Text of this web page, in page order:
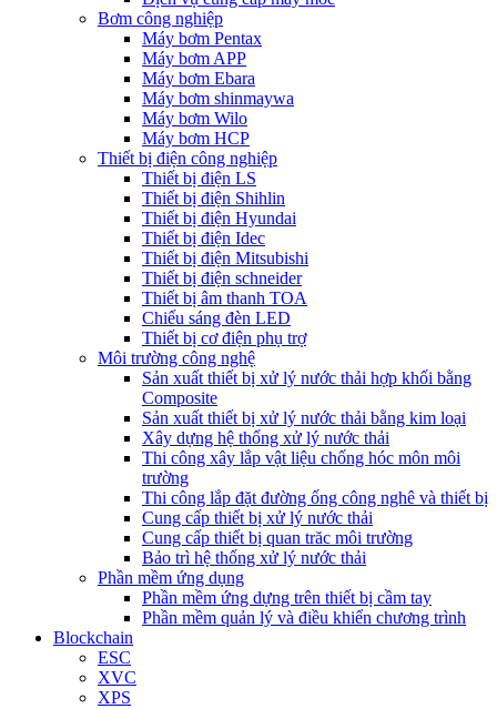
Bơm công nghiệp
Máy bơm Pentax
Máy bơm APP
Máy bơm Ebara
Máy bơm shinmaywa
Máy bơm Wilo
Máy bơm HCP
Thiết bị điện công nghiệp
Thiết bị điện LS
Thiết bị điện Shihlin
Thiết bị điện Hyundai
Thiết bị điện Idec
Thiết bị điện Mitsubishi
Thiết bị điện schneider
Thiết bị âm thanh TOA
Chiếu sáng đèn LED
Thiết bị cơ điện phụ trợ
Môi trường công nghệ
Sản xuất thiết bị xử lý nước thải hợp khối bằng
Composite
Sản xuất thiết bị xử lý nước thải bằng kim loại
Xây dựng hệ thống xử lý nước thải
Thi công xây lắp vật liệu chống hóc môn môi
trường
Thi công lắp đặt đường ống công nghê và thiết bị
Cung cấp thiết bị xử lý nước thải
Cung cấp thiết bị quan trăc môi trường
Bảo trì hệ thống xử lý nước thải
Phần mềm ứng dụng
Phần mềm ứng dựng trên thiết bị cầm tay
Phần mềm quản lý và điều khiển chương trình
Blockchain
ESC
XVC
XPS